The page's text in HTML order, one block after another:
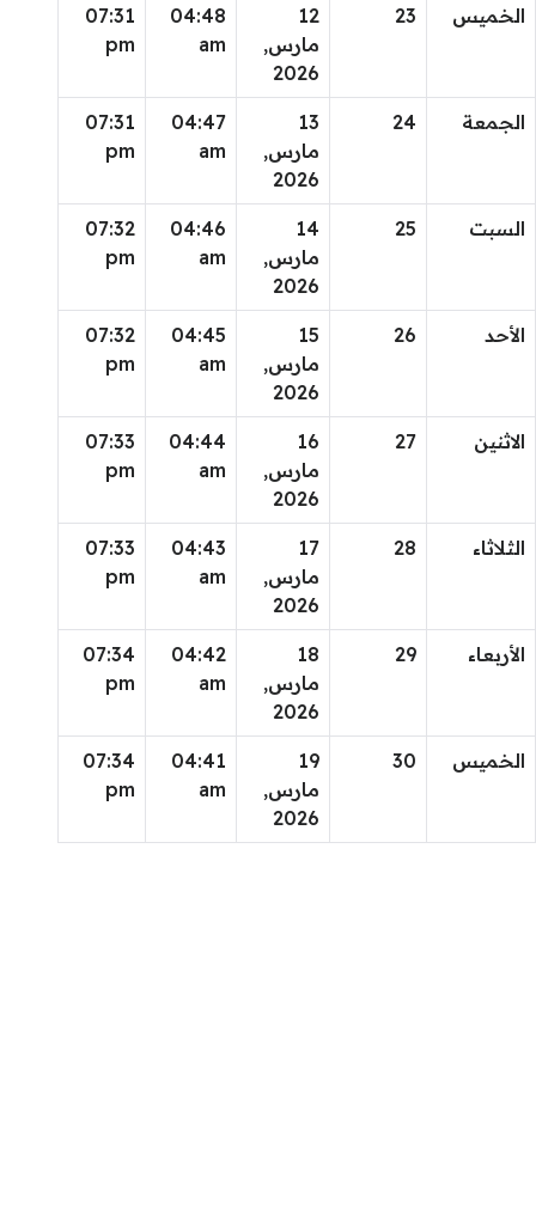
الخميس 23
12
مارس,
2026
04:48
am
07:31
pm
الجمعة 24
13
مارس,
2026
04:47
am
07:31
pm
السبت 25
14
مارس,
2026
04:46
am
07:32
pm
الأحد 26
15
مارس,
2026
04:45
am
07:32
pm
الاثنين 27
16
مارس,
2026
04:44
am
07:33
pm
الثلاثاء 28
17
مارس,
2026
04:43
am
07:33
pm
الأربعاء 29
18
مارس,
2026
04:42
am
07:34
pm
الخميس 30
19
مارس,
2026
04:41
am
07:34
pm